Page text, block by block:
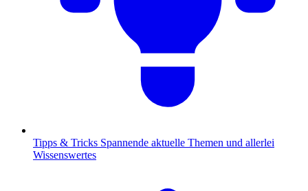
Tipps & Tricks Spannende aktuelle Themen und allerlei
Wissenswertes